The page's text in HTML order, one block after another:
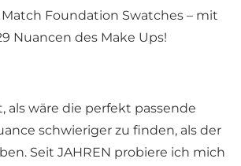
Foundation Swatches – mit
Nuancen des Make Ups!
als wäre die perfekt passende
schwieriger zu finden, als der
Seit JAHREN probiere ich mich